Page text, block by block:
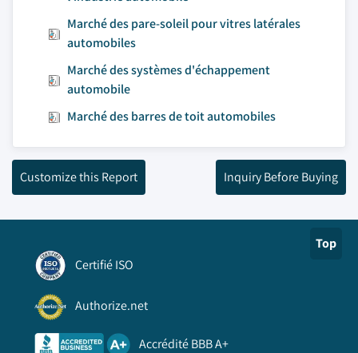
Marché des pare-soleil pour vitres latérales
automobiles
Marché des systèmes d'échappement
automobile
Marché des barres de toit automobiles
Customize this Report Inquiry Before Buying
Top
Certifié ISO
Authorize.net
Accrédité BBB A+